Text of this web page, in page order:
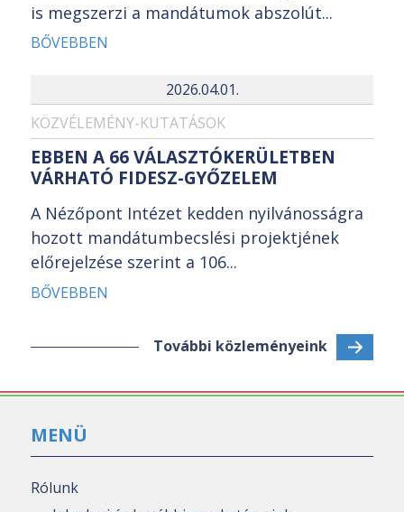
is megszerzi a mandátumok abszolút...
BŐVEBBEN
2026.04.01.
KÖZVÉLEMÉNY-KUTATÁSOK
EBBEN A 66 VÁLASZTÓKERÜLETBEN
VÁRHATÓ FIDESZ-GYŐZELEM
A Nézőpont Intézet kedden nyilvánosságra
hozott mandátumbecslési projektjének
előrejelzése szerint a 106...
BŐVEBBEN
További közleményeink
MENÜ
Rólunk